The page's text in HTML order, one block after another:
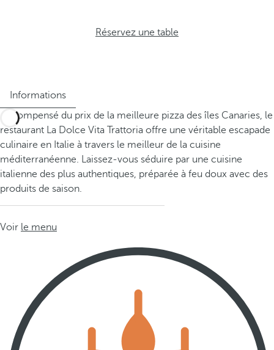
Réservez une table
Informations
Récompensé du prix de la meilleure pizza des îles Canaries, le
restaurant La Dolce Vita Trattoria offre une véritable escapade
culinaire en Italie à travers le meilleur de la cuisine
méditerranéenne. Laissez-vous séduire par une cuisine
italienne des plus authentiques, préparée à feu doux avec des
produits de saison.
Voir le menu